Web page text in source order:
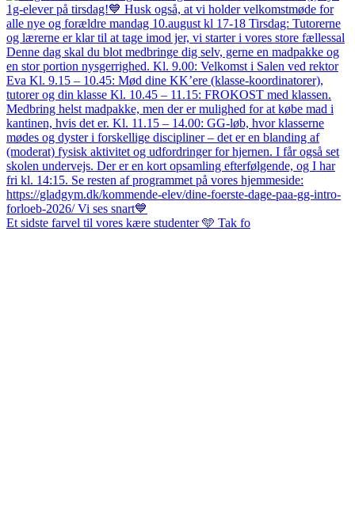
Et sidste farvel til vores kære studenter 🩵 Tak fo